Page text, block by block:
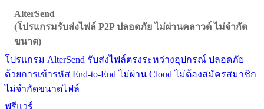
AlterSend
(โปรแกรมรับส่งไฟล์ P2P ปลอดภัย ไม่ผ่านคลาวด์ ไม่จำกัด
ขนาด)
โปรแกรม AlterSend รับส่งไฟล์ตรงระหว่างอุปกรณ์ ปลอดภัย
ด้วยการเข้ารหัส End-to-End ไม่ผ่าน Cloud ไม่ต้องสมัครสมาชิก
ไม่จำกัดขนาดไฟล์
ฟรีแวร์